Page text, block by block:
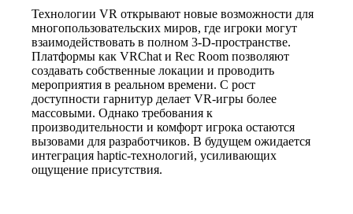
Технологии VR открывают новые возможности для
многопользовательских миров, где игроки могут
взаимодействовать в полном 3‑D‑пространстве.
Платформы как VRChat и Rec Room позволяют
создавать собственные локации и проводить
мероприятия в реальном времени. С рост
доступности гарнитур делает VR‑игры более
массовыми. Однако требования к
производительности и комфорт игрока остаются
вызовами для разработчиков. В будущем ожидается
интеграция haptic‑технологий, усиливающих
ощущение присутствия.